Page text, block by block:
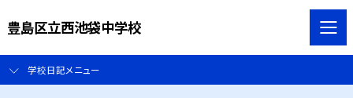
豊島区立西池袋中学校
学校日記メニュー